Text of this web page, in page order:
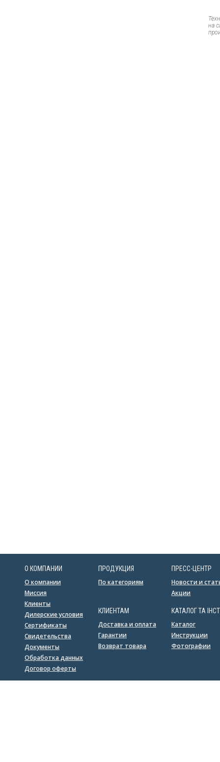
на
О КОМПАНИИ
О компании
Миссия
Клиенты
Дилерские условия
Сертификаты
Свидетельства
Документы
Обработка данных
Договор оферты
ПРОДУКЦИЯ
По категориям
КЛИЕНТАМ
Доставка и оплата
Гарантии
Возврат товара
ПРЕСС-ЦЕНТР
Новости и
Акции
КАТАЛОГ ТА
Каталог
Инструкции
Фотографии